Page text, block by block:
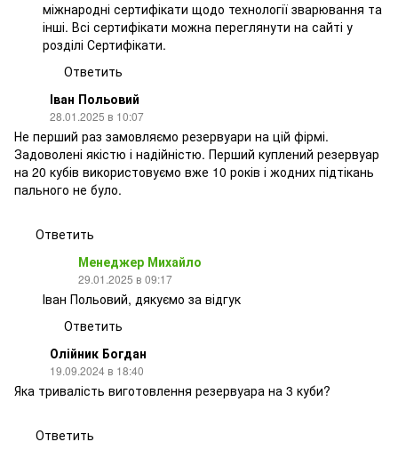
міжнародні сертифікати щодо технології зварювання та
інші. Всі сертифікати можна переглянути на сайті у
розділі Сертифікати.
Ответить
Іван Польовий
28.01.2025 в 10:07
Не перший раз замовляємо резервуари на цій фірмі.
Задоволені якістю і надійністю. Перший куплений резервуар
на 20 кубів використовуємо вже 10 років і жодних підтікань
пального не було.
Ответить
Менеджер Михайло
29.01.2025 в 09:17
Іван Польовий, дякуємо за відгук
Ответить
Олійник Богдан
19.09.2024 в 18:40
Яка тривалість виготовлення резервуара на 3 куби?
Ответить